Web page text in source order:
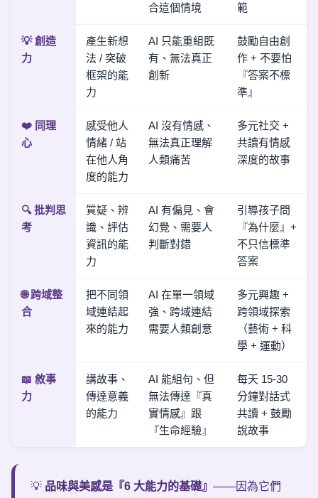
合這個情境
範
💡 創造
力
產生新想
法 / 突破
框架的能
力
AI 只能重組既
有、無法真正
創新
鼓勵自由創
作 + 不要怕
『答案不標
準』
❤️ 同理
心
感受他人
情緒 / 站
在他人角
度的能力
AI 沒有情感、
無法真正理解
人類痛苦
多元社交 +
共讀有情感
深度的故事
🔍 批判思
考
質疑、辨
識、評估
資訊的能
力
AI 有偏見、會
幻覺、需要人
判斷對錯
引導孩子問
『為什麼』+
不只信標準
答案
🌐 跨域整
合
把不同領
域連結起
來的能力
AI 在單一領域
強、跨域連結
需要人類創意
多元興趣 +
跨領域探索
（藝術 + 科
學 + 運動）
📖 敘事
力
講故事、
傳達意義
的能力
AI 能組句、但
無法傳達『真
實情感』跟
『生命經驗』
每天 15-30
分鐘對話式
共讀 + 鼓勵
說故事
💡 品味與美感是『6 大能力的基礎』 ——因為它們